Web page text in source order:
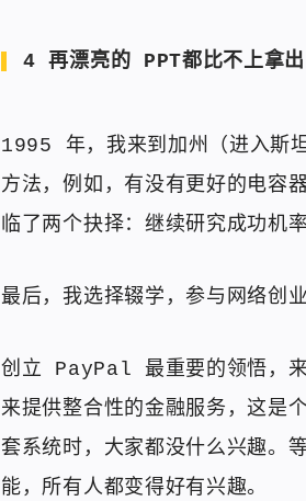
4 再漂亮的 PPT都比不上拿
1995 年，我来到加州（进入斯
方法，例如，有没有更好的电容
临了两个抉择：继续研究成功机
最后，我选择辍学，参与网络
创立 PayPal 最重要的领悟，
来提供整合性的金融服务，这是
套系统时，大家都没什么兴趣。
能，所有人都变得好有兴趣。